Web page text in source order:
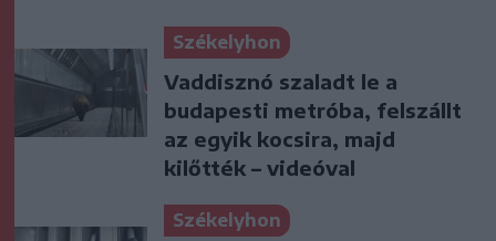
Székelyhon
Vaddisznó szaladt le a
budapesti metróba, felszállt
az egyik kocsira, majd
kilőtték – videóval
Székelyhon